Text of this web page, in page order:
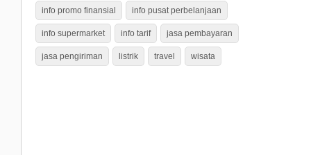
info promo finansial info pusat perbelanjaan
info supermarket info tarif jasa pembayaran
jasa pengiriman listrik travel wisata